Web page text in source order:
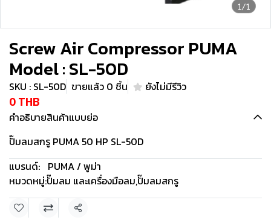
1/1
Screw Air Compressor PUMA
Model : SL-50D
SKU : SL-50D ขายแล้ว 0 ชิ้น ยังไม่มีรีวิว
0 THB
คำอธิบายสินค้าแบบย่อ
ปั๊มลมสกรู PUMA 50 HP SL-50D
แบรนด์: PUMA / พูม่า
หมวดหมู่:ปั๊มลม และเครื่องมือลม,ปั๊มลมสกรู
แชร์